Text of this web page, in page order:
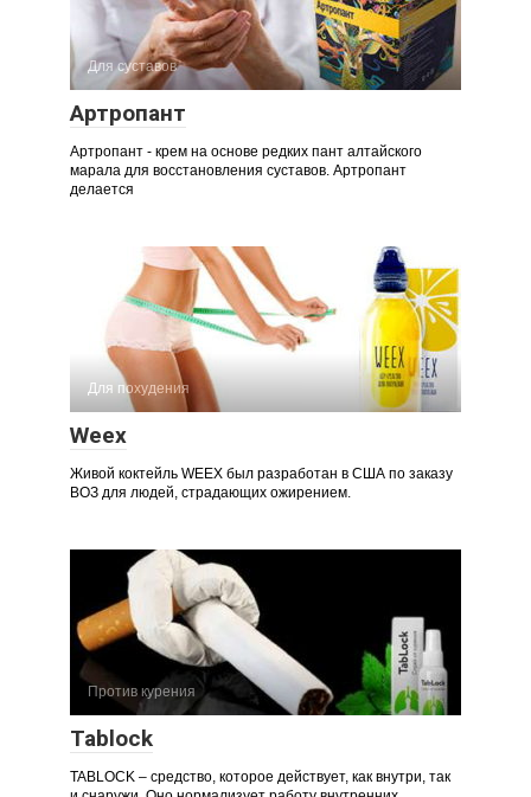
Для суставов
Артропант
Артропант - крем на основе редких пант алтайского
марала для восстановления суставов. Артропант
делается
Для похудения
Weex
Живой коктейль WEEX был разработан в США по заказу
ВОЗ для людей, страдающих ожирением.
Против курения
Tablock
TABLOCK – средство, которое действует, как внутри, так